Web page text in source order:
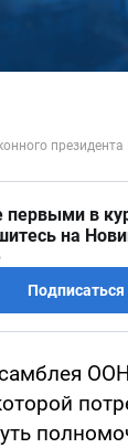
первыми в
на
Подписаться